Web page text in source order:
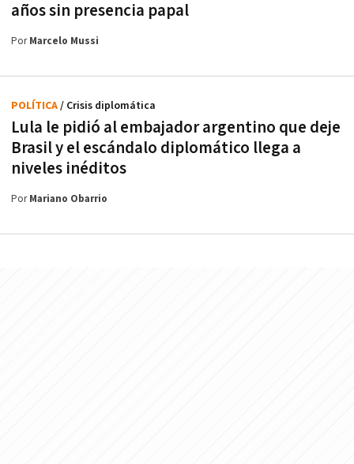
años sin presencia papal
PorMarcelo Mussi
Lula le pidió al embajador argentino que deje
Brasil y el escándalo diplomático llega a
niveles inéditos
POLÍTICA/ Crisis diplomática
PorMariano Obarrio